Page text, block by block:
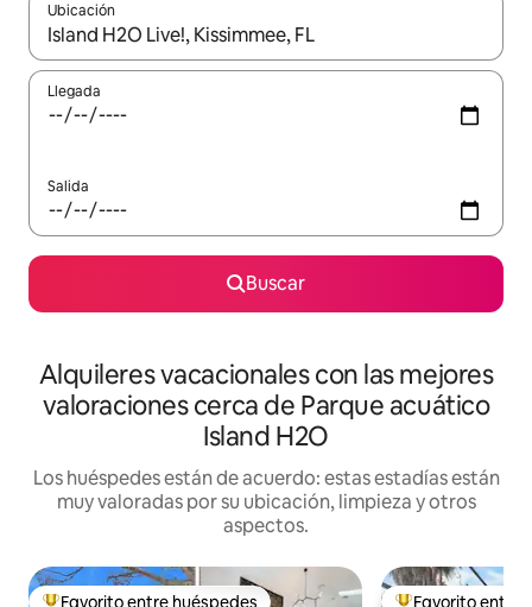
Ubicación
Cuando los resultados estén disponibles, navega con las
Llegada
Salida
Buscar
Alquileres vacacionales con las mejores
valoraciones cerca de Parque acuático
Island H2O
Los huéspedes están de acuerdo: estas estadías están
muy valoradas por su ubicación, limpieza y otros
aspectos.
Favorito entre huéspedes Favorito entre